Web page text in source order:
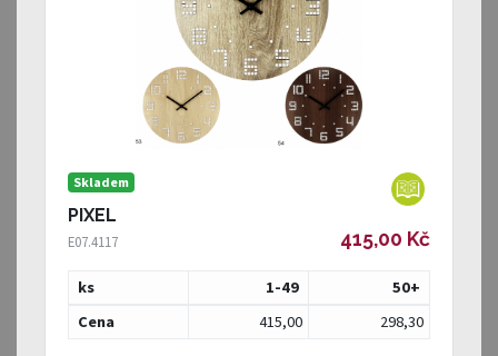
Skladem
PIXEL
E07.4117 415,00 Kč
ks 1-49 50+
Cena
415,00 298,30